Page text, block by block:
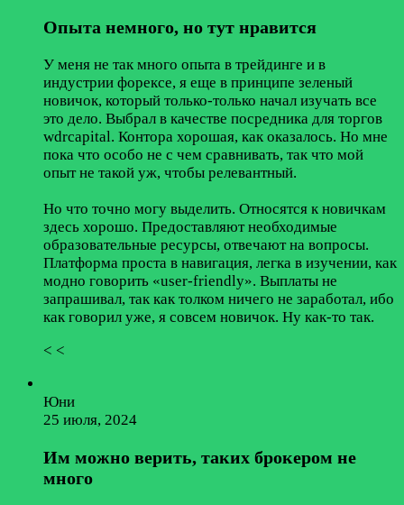
Опыта немного, но тут нравится
У меня не так много опыта в трейдинге и в
индустрии форексе, я еще в принципе зеленый
новичок, который только-только начал изучать все
это дело. Выбрал в качестве посредника для торгов
wdrcapital. Контора хорошая, как оказалось. Но мне
пока что особо не с чем сравнивать, так что мой
опыт не такой уж, чтобы релевантный.
Но что точно могу выделить. Относятся к новичкам
здесь хорошо. Предоставляют необходимые
образовательные ресурсы, отвечают на вопросы.
Платформа проста в навигация, легка в изучении, как
модно говорить «user-friendly». Выплаты не
запрашивал, так как толком ничего не заработал, ибо
как говорил уже, я совсем новичок. Ну как-то так.
< <
Юни
25 июля, 2024
Им можно верить, таких брокером не
много